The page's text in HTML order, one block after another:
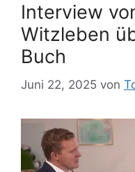
Interview
Witzleben
Buch
Juni 22, 2025 von